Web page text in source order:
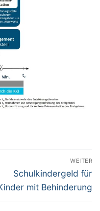
WEITER
Nächster
Beitrag:
Schulkindergeld für
mit Behinderung